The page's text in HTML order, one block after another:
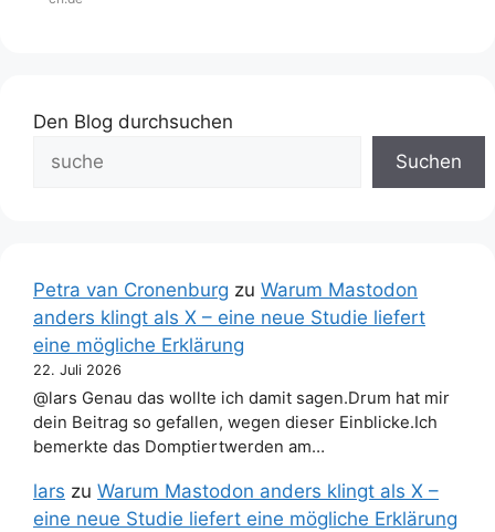
Den Blog durchsuchen
Suchen
Petra van Cronenburg zu Warum Mastodon
anders klingt als X – eine neue Studie liefert
eine mögliche Erklärung
22. Juli 2026
@lars Genau das wollte ich damit sagen.Drum hat mir
dein Beitrag so gefallen, wegen dieser Einblicke.Ich
bemerkte das Domptiertwerden am…
lars zu Warum Mastodon anders klingt als X –
eine neue Studie liefert eine mögliche Erklärung